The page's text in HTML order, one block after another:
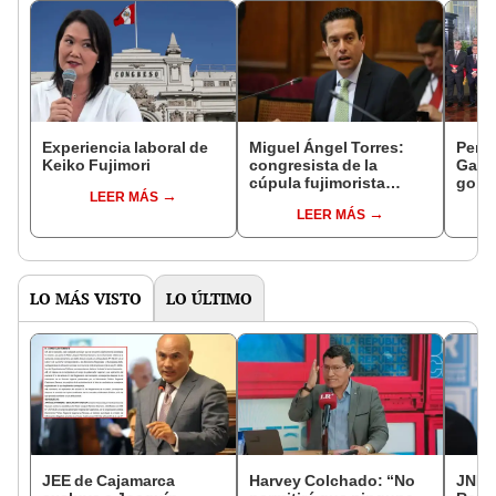
Experiencia laboral de
Keiko Fujimori
LEER MÁS
Miguel Ángel Torres:
congresista de la
cúpula fujimorista
del SenadoLEER MÁS
LO MÁS VISTO LO ÚLTIMO
JEE de Cajamarca
Harvey Colchado: “No
JNE